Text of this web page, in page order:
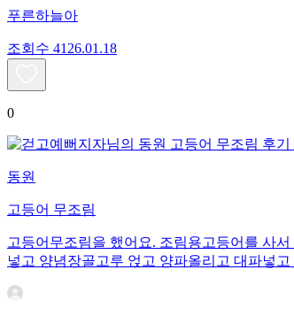
푸른하늘아
조회수 41 26.01.18
0
동원
고등어 무조림
고등어무조림을 했어요. 조림용고등어를 사
넣고 양념장골고루 얹고 양파올리고 대파넣